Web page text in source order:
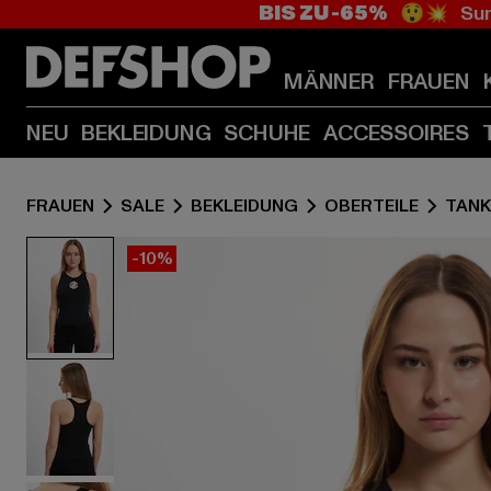
BIS ZU -65% 😲💥
MÄNNER FRAUEN
NEU BEKLEIDUNG SCHUHE ACCESSOIRES
FRAUEN SALE BEKLEIDUNG OBERTEILE
-10%